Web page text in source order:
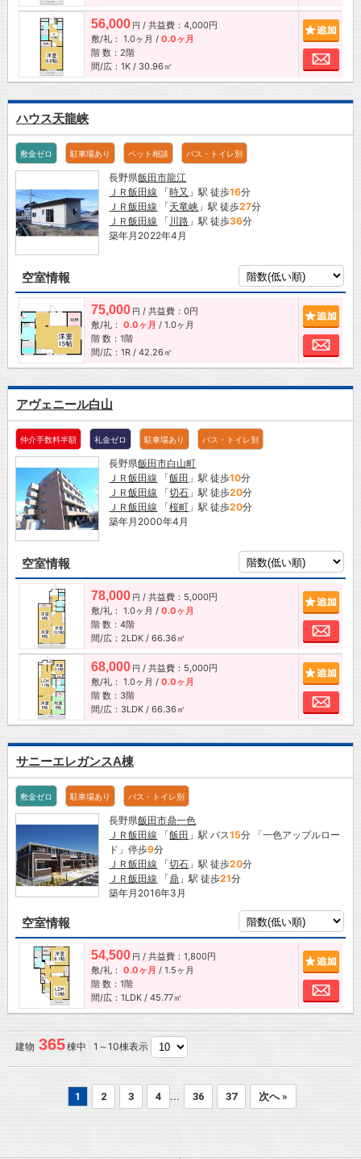
56,000 円 / 共益費：4,000円
敷/礼： 1.0ヶ月 / 0.0ヶ月
階 数：2階
間/広：1K / 30.96㎡
お
ハウス天龍峡
敷金ゼロ 駐車場あり ペット相談 バス・トイレ別
長野県飯田市龍江
ＪＲ飯田線 「時又 」駅 徒歩16分
ＪＲ飯田線 「天竜峡 」駅 徒歩27分
ＪＲ飯田線 「 川路 」駅 徒歩36分
築年月2022年4月
空室情報
75,000 円 / 共益費：0円
敷/礼： 0.0ヶ月 / 1.0ヶ月
階 数：1階
間/広：1R / 42.26㎡
お
アヴェニール白山
仲介手数料半額 礼金ゼロ 駐車場あり バス・トイレ別
長野県飯田市白山町
ＪＲ飯田線 「飯田 」駅 徒歩10分
ＪＲ飯田線 「切石 」駅 徒歩20分
ＪＲ飯田線 「桜町 」駅 徒歩20分
築年月2000年4月
空室情報
78,000 円 / 共益費：5,000円
敷/礼： 1.0ヶ月 / 0.0ヶ月
階 数：4階
間/広：2LDK / 66.36㎡
お
68,000 円 / 共益費：5,000円
敷/礼： 1.0ヶ月 / 0.0ヶ月
階 数：3階
間/広：3LDK / 66.36㎡
お
サニーエレガンスA棟
敷金ゼロ 駐車場あり バス・トイレ別
長野県飯田市鼎一色
ＪＲ飯田線 「飯田 」駅 バス15分 「一色アップルロー
ド」停歩9分
ＪＲ飯田線 「切石 」駅 徒歩20分
ＪＲ飯田線 「鼎 」駅 徒歩21分
築年月2016年3月
空室情報
54,500 円 / 共益費：1,800円
敷/礼： 0.0ヶ月 / 1.5ヶ月
階 数：1階
間/広：1LDK / 45.77㎡
お
建物 365棟中 1～10棟表示
1 2 3 4 ... 36 37 次へ »